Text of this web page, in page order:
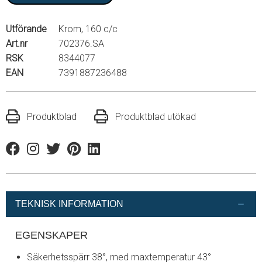
Utförande
Krom, 160 c/c
Art.nr
702376.SA
RSK
8344077
EAN
7391887236488
Produktblad Produktblad utökad
FacebookInstagram
TwitterPinterestLinkedin
TEKNISK INFORMATION
EGENSKAPER
Säkerhetsspärr 38°, med maxtemperatur 43°